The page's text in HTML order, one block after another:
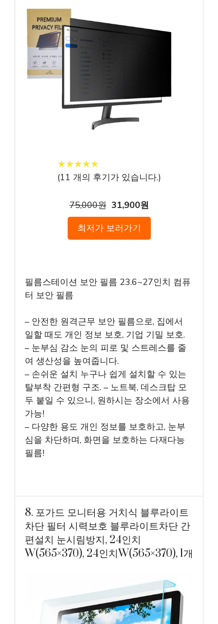
★★★★★
★★★★★
(11 개의 후기가 있습니다.)
75,000원 31,900원
최저가 보러가기
필름스테이션 보안 필름 23.6~27인치 컴퓨
터 보안 필름
– 안전한 원격근무 보안 필름으로, 집에서
일할 때도 개인 정보 보호, 기업 기밀 보호.
– 눈부심 감소 눈의 피로 및 스트레스를 줄
여 생산성을 높여줍니다.
– 손쉬운 설치 누구나 쉽게 설치할 수 있는
탈부착 간편형 구조. – 노트북, 데스크탑 모
두 붙일 수 있으니, 원하시는 장소에서 사용
가능!
– 다양한 용도 개인 정보를 보호하고, 눈부
심을 차단하며, 화면을 보호하는 다재다능
필름!
8. 포가드 모니터용 거치식 블루라이트
차단 필터 시력보호 블루라이트차단 간
편설치 눈시림방지, 24인치
W(565×370), 24인치W(565×370), 1개